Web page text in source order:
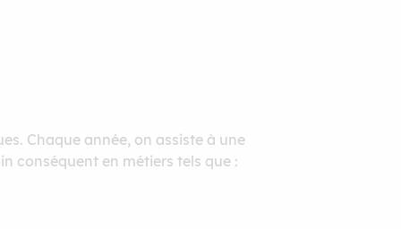
Chaque année, on assiste à une
conséquent en métiers tels que :